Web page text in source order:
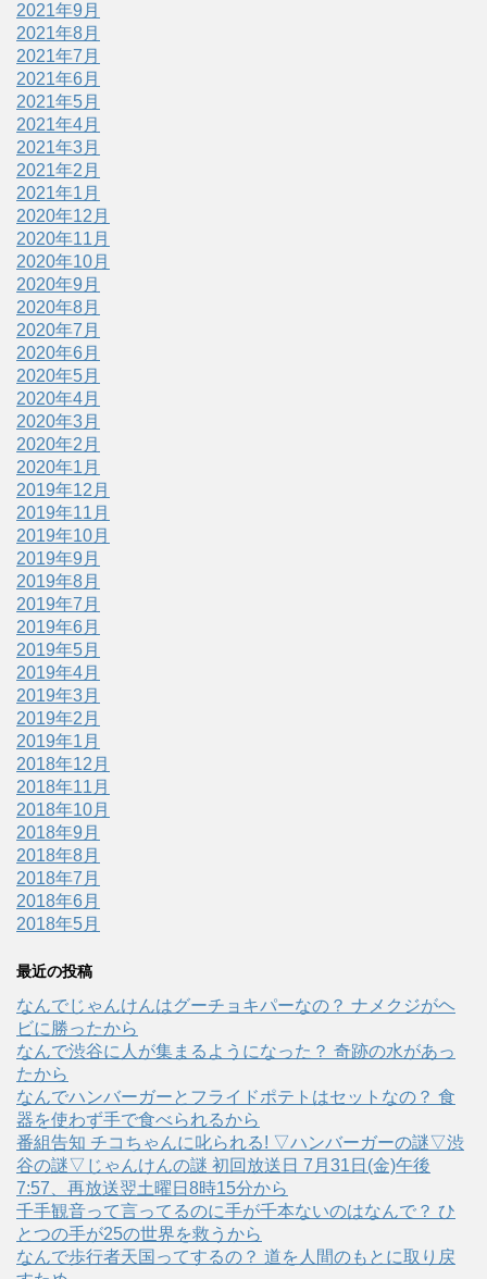
2021年9月
2021年8月
2021年7月
2021年6月
2021年5月
2021年4月
2021年3月
2021年2月
2021年1月
2020年12月
2020年11月
2020年10月
2020年9月
2020年8月
2020年7月
2020年6月
2020年5月
2020年4月
2020年3月
2020年2月
2020年1月
2019年12月
2019年11月
2019年10月
2019年9月
2019年8月
2019年7月
2019年6月
2019年5月
2019年4月
2019年3月
2019年2月
2019年1月
2018年12月
2018年11月
2018年10月
2018年9月
2018年8月
2018年7月
2018年6月
2018年5月
最近の投稿
なんでじゃんけんはグーチョキパーなの？ ナメクジがヘ
ビに勝ったから
なんで渋谷に人が集まるようになった？ 奇跡の水があっ
たから
なんでハンバーガーとフライドポテトはセットなの？ 食
器を使わず手で食べられるから
番組告知 チコちゃんに叱られる! ▽ハンバーガーの謎▽渋
谷の謎▽じゃんけんの謎 初回放送日 7月31日(金)午後
7:57、再放送翌土曜日8時15分から
千手観音って言ってるのに手が千本ないのはなんで？ ひ
とつの手が25の世界を救うから
なんで歩行者天国ってするの？ 道を人間のもとに取り戻